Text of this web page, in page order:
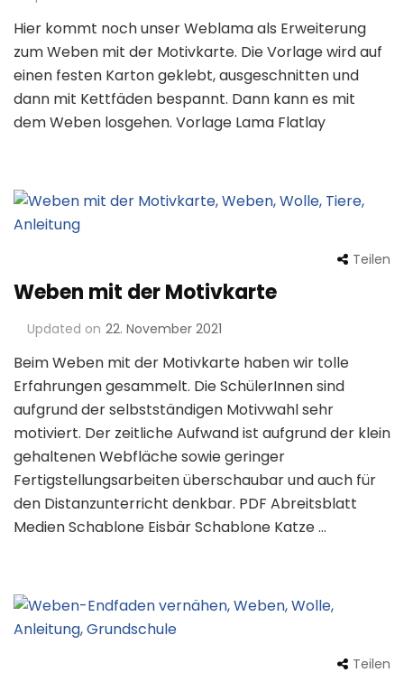
Hier kommt noch unser Weblama als Erweiterung
zum Weben mit der Motivkarte. Die Vorlage wird auf
einen festen Karton geklebt, ausgeschnitten und
dann mit Kettfäden bespannt. Dann kann es mit
dem Weben losgehen. Vorlage Lama Flatlay
Teilen
Weben mit der Motivkarte
Updated on 22. November 2021
Beim Weben mit der Motivkarte haben wir tolle
Erfahrungen gesammelt. Die SchülerInnen sind
aufgrund der selbstständigen Motivwahl sehr
motiviert. Der zeitliche Aufwand ist aufgrund der klein
gehaltenen Webfläche sowie geringer
Fertigstellungsarbeiten überschaubar und auch für
den Distanzunterricht denkbar. PDF Abreitsblatt
Medien Schablone Eisbär Schablone Katze …
Teilen